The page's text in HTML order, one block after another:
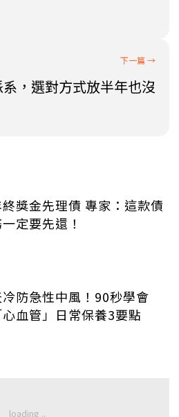
，選對方式放半年也沒
獎金先理債 專家：這款債
定要先還！
冷防急性中風！90秒學會
心血管」日常保養3要點